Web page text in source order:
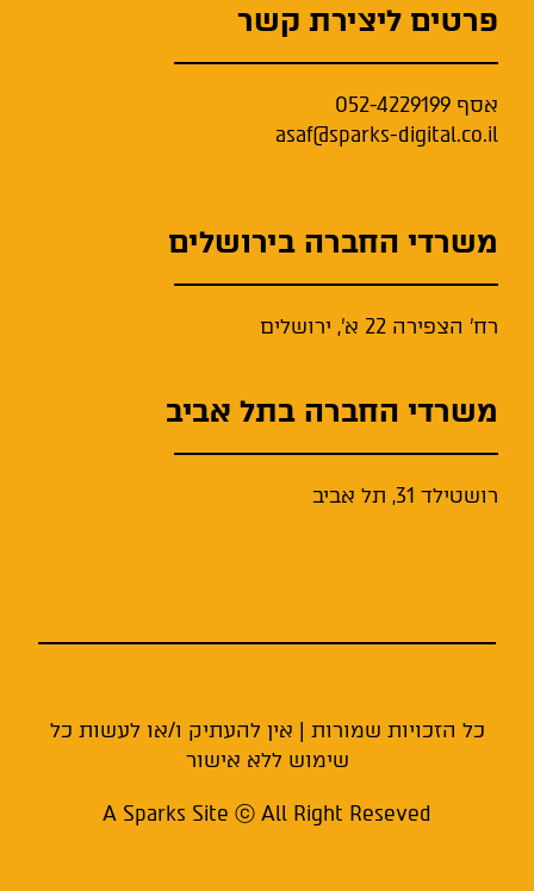
פרטים ליצירת קשר
אסף 052-4229199
asaf@sparks-digital.co.il
משרדי החברה בירושלים
רח' הצפירה 22 א', ירושלים
משרדי החברה בתל אביב
רושטילד 31, תל אביב
כל הזכויות שמורות | אין להעתיק ו/או לעשות כל
שימוש ללא אישור
A Sparks Site ⓒ All Right Reseved